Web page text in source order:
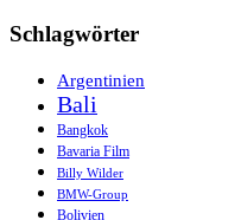
Schlagwörter
Argentinien
Bali
Bangkok
Bavaria Film
Billy Wilder
BMW-Group
Bolivien